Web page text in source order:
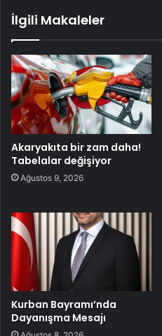
İlgili Makaleler
Akaryakıta bir zam daha!
Tabelalar değişiyor
Ağustos 9, 2026
Kurban Bayramı’nda
Dayanışma Mesajı